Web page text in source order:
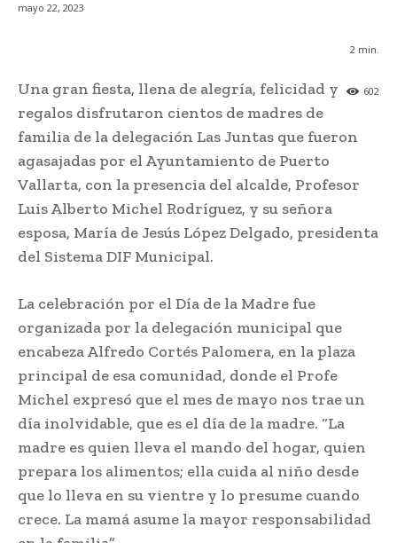
mayo 22, 2023
2 min.
602
Una gran fiesta, llena de alegría, felicidad y
regalos disfrutaron cientos de madres de
familia de la delegación Las Juntas que fueron
agasajadas por el Ayuntamiento de Puerto
Vallarta, con la presencia del alcalde, Profesor
Luis Alberto Michel Rodríguez, y su señora
esposa, María de Jesús López Delgado, presidenta
del Sistema DIF Municipal.
La celebración por el Día de la Madre fue
organizada por la delegación municipal que
encabeza Alfredo Cortés Palomera, en la plaza
principal de esa comunidad, donde el Profe
Michel expresó que el mes de mayo nos trae un
día inolvidable, que es el día de la madre. “La
madre es quien lleva el mando del hogar, quien
prepara los alimentos; ella cuida al niño desde
que lo lleva en su vientre y lo presume cuando
crece. La mamá asume la mayor responsabilidad